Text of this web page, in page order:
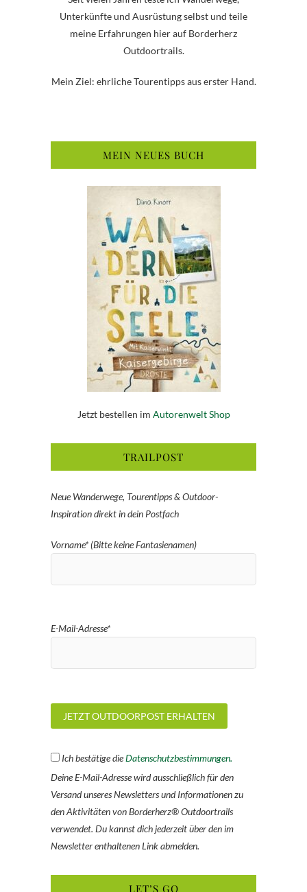
Unterkünfte und Ausrüstung selbst und teile
meine Erfahrungen hier auf Borderherz
Outdoortrails.
Mein Ziel: ehrliche Tourentipps aus erster Hand.
MEIN NEUES BUCH
Jetzt bestellen im Autorenwelt Shop
TRAILPOST
Neue Wanderwege, Tourentipps & Outdoor-
Inspiration direkt in dein Postfach
Vorname* (Bitte keine Fantasienamen)
E-Mail-Adresse*
Ich bestätige dieDatenschutzbestimmungen.
Deine E-Mail-Adresse wird ausschließlich für den
Versand unseres Newsletters und Informationen zu
den Aktivitäten von Borderherz® Outdoortrails
verwendet. Du kannst dich jederzeit über den im
Newsletter enthaltenen Link abmelden.
LET’S GO